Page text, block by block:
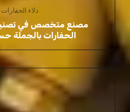
دلاء الحفارات
مصنع متخصص في
الحفارات بالجملة